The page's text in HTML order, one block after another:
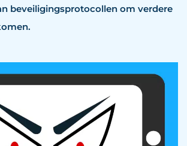
beveiligingsprotocollen om verdere